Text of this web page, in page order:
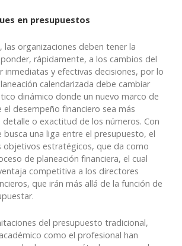
en presupuestos
las organizaciones deben tener la
rápidamente, a los cambios del
inmediatas y efectivas decisiones, por lo
calendarizada debe cambiar
dinámico donde un nuevo marco de
el desempeño financiero sea más
detalle o exactitud de los números. Con
busca una liga entre el presupuesto, el
objetivos estratégicos, que da como
de planeación financiera, el cual
competitiva a los directores
que irán más allá de la función de
del presupuesto tradicional,
como el profesional han